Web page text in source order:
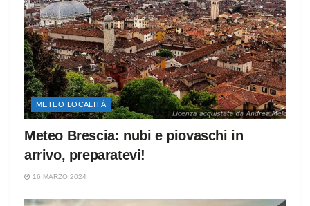
METEO LOCALITÀ
Meteo Brescia: nubi e piovaschi in
arrivo, preparatevi!
16 MARZO 2024